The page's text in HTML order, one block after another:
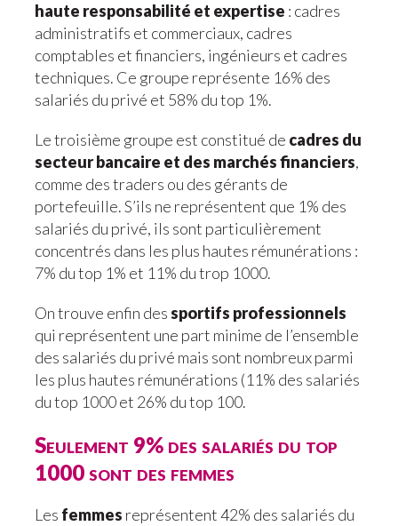
haute responsabilité et expertise : cadres
administratifs et commerciaux, cadres
comptables et financiers, ingénieurs et cadres
techniques. Ce groupe représente 16% des
salariés du privé et 58% du top 1%.
Le troisième groupe est constitué de cadres du
secteur bancaire et des marchés financiers,
comme des traders ou des gérants de
portefeuille. S’ils ne représentent que 1% des
salariés du privé, ils sont particulièrement
concentrés dans les plus hautes rémunérations :
7% du top 1% et 11% du trop 1000.
On trouve enfin dessportifs professionnels
qui représentent une part minime de l’ensemble
des salariés du privé mais sont nombreux parmi
les plus hautes rémunérations (11% des salariés
du top 1000 et 26% du top 100.
Seulement 9% des salariés du top
1000 sont des femmes
Les femmes représentent 42% des salariés du